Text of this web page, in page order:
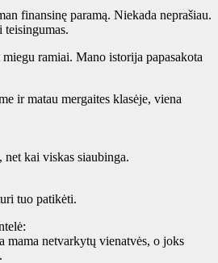
finansinę paramą. Niekada neprašiau.
teisingumas.
ramiai. Mano istorija papasakota
ir matau mergaites klasėje, viena
kai viskas siaubinga.
tuo patikėti.
mama netvarkytų vienatvės, o joks